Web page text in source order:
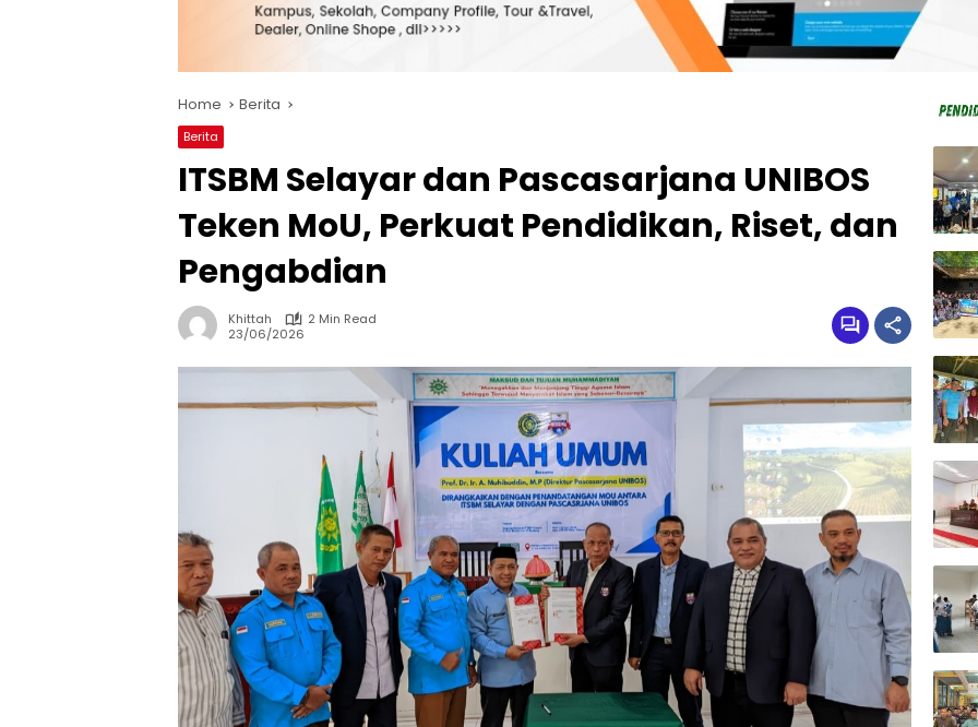
Home Berita
Berita
ITSBM Selayar dan Pascasarjana UNIBOS
Teken MoU, Perkuat Pendidikan, Riset, dan
Pengabdian
Khittah
2 Min Read
23/06/2026